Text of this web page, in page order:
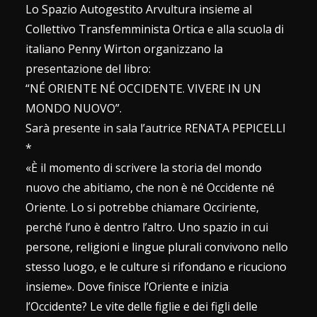
Lo Spazio Autogestito Arvultura insieme al
Collettivo Transfemminista Ortica e alla scuola di
italiano Penny Wirton organizzano la
presentazione del libro:
“NÉ ORIENTE NÉ OCCIDENTE. VIVERE IN UN
MONDO NUOVO”.
Sarà presente in sala l’autrice RENATA PEPICELLI
*
«È il momento di scrivere la storia del mondo
nuovo che abitiamo, che non è né Occidente né
Oriente. Lo si potrebbe chiamare Occiriente,
perché l’uno è dentro l’altro. Uno spazio in cui
persone, religioni e lingue plurali convivono nello
stesso luogo, e le culture si rifondano e ricuciono
insieme». Dove finisce l’Oriente e inizia
l’Occidente? Le vite delle figlie e dei figli delle